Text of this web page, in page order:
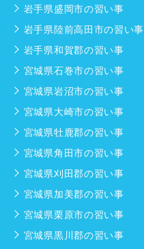
岩手県盛岡市の習い事
岩手県陸前高田市の習い事
岩手県和賀郡の習い事
宮城県石巻市の習い事
宮城県岩沼市の習い事
宮城県大崎市の習い事
宮城県牡鹿郡の習い事
宮城県角田市の習い事
宮城県刈田郡の習い事
宮城県加美郡の習い事
宮城県栗原市の習い事
宮城県黒川郡の習い事